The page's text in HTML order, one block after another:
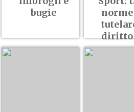
bugie
diritto